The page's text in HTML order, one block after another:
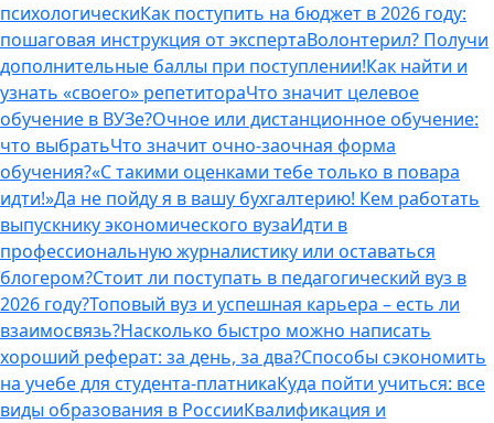
психологическиКак поступить на бюджет в 2026 году:
пошаговая инструкция от экспертаВолонтерил? Получи
дополнительные баллы при поступлении!Как найти и
узнать «своего» репетитораЧто значит целевое
обучение в ВУЗе?Очное или дистанционное обучение:
что выбратьЧто значит очно-заочная форма
обучения?«С такими оценками тебе только в повара
идти!»Да не пойду я в вашу бухгалтерию! Кем работать
выпускнику экономического вузаИдти в
профессиональную журналистику или оставаться
блогером?Стоит ли поступать в педагогический вуз в
2026 году?Топовый вуз и успешная карьера – есть ли
взаимосвязь?Насколько быстро можно написать
хороший реферат: за день, за два?Способы сэкономить
на учебе для студента-платникаКуда пойти учиться: все
виды образования в РоссииКвалификация и